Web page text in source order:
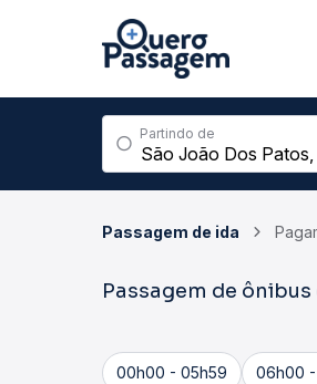
Partindo de
Passagem de ida
Passagem de ônibus
00h00 - 05h59 06h00 -